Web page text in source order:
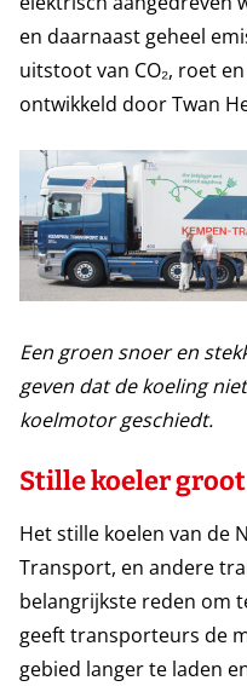
en daarnaast geheel
uitstoot van CO₂, roet
ontwikkeld door Twan
Een groen snoer en
geven dat de koeling
koelmotor geschiedt.
Stille koeler
Het stille koelen van de
Transport, en andere
belangrijkste reden om
geeft transporteurs de
gebied langer te laden